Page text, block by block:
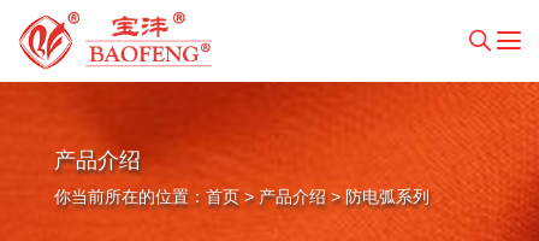
产品介绍
你当前所在的位置： 首页> 产品介绍> 防电弧系列